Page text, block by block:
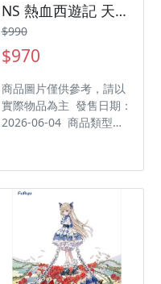
NS 熱血西遊記 天竺奇譚 中文版
$990
$970
商品圖片僅供參考，請以
實際物品為主 發售日期：
2026-06-04 商品類型：
型：動作 遊玩人數： 1
人 作品分級：輔 12 級
製作廠商：ARC SYSTEM
WORKS ASIA 發行廠
商：ARC SYSTEM
WORKS ASIA 代理廠
商：傑士登